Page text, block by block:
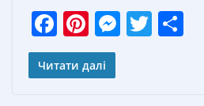
F
ac
e
Pi
nt
er
M
e
T
w
Читати далі